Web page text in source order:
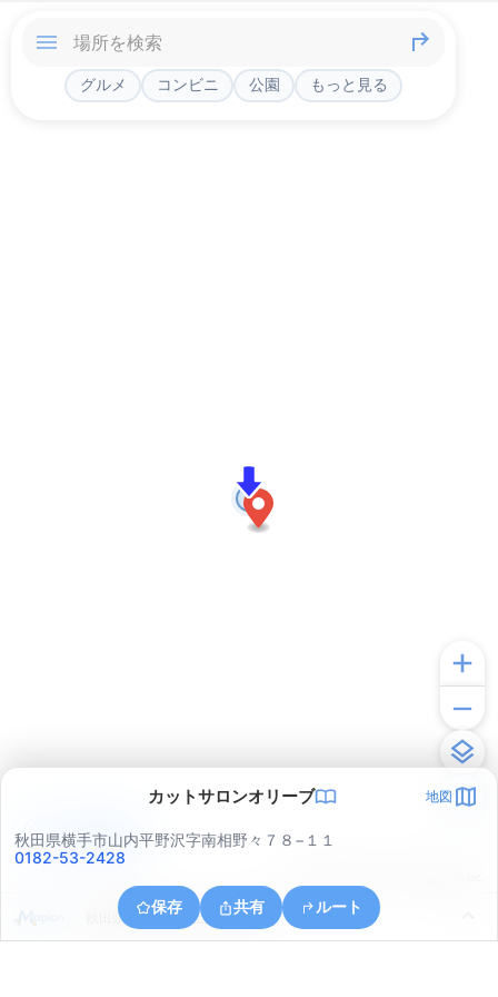
グルメ コンビニ 公園 もっと見る
カットサロンオリーブ 地図
秋田県横手市山内平野沢字南相野々７８−１１
0182-53-2428
保存 共有 ルート
秋田県横手市山内土渕字鶴ケ池
アプリで見る